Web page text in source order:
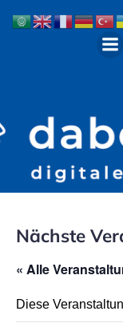
Nächste
« Alle
Diese